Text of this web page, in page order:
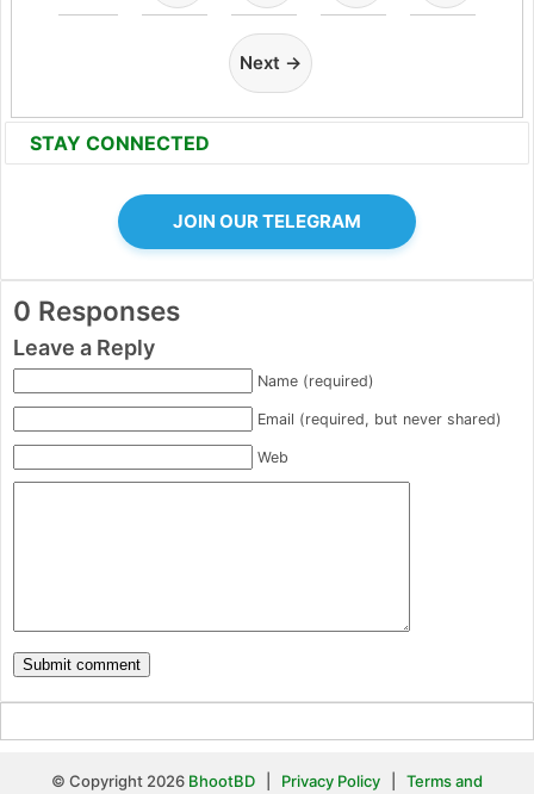
Next →
STAY CONNECTED
JOIN OUR TELEGRAM
0 Responses
Leave a Reply
Name (required)
Email (required, but never shared)
Web
© Copyright 2026 BhootBD Privacy Policy Terms and